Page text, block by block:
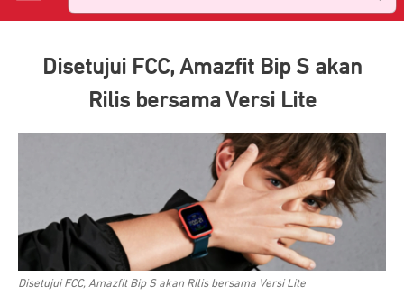
Disetujui FCC, Amazfit Bip S akan
Rilis bersama Versi Lite
Disetujui FCC, Amazfit Bip S akan Rilis bersama Versi Lite